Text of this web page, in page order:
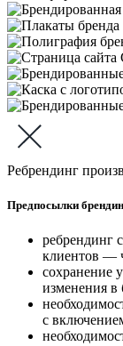
Ребрендинг
Предпосылки
ребрендинг
клиентов —
сохранение
изменения в
с